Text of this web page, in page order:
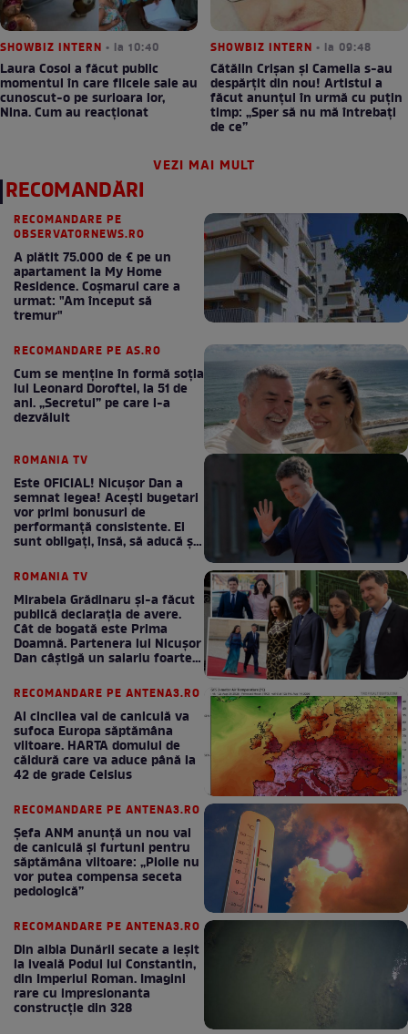
SHOWBIZ INTERN • la 10:40
Laura Cosoi a făcut public
momentul în care fiicele sale au
cunoscut-o pe surioara lor,
Nina. Cum au reacționat
SHOWBIZ INTERN • la 09:48
Cătălin Crișan și Camelia s-au
despărțit din nou! Artistul a
făcut anunțul în urmă cu puțin
timp: „Sper să nu mă întrebați
de ce”
VEZI MAI MULT
RECOMANDĂRI
RECOMANDARE PE
OBSERVATORNEWS.RO
A plătit 75.000 de € pe un
apartament la My Home
Residence. Coşmarul care a
urmat: "Am început să
tremur"
RECOMANDARE PE AS.RO
Cum se menţine în formă soţia
lui Leonard Doroftei, la 51 de
ani. „Secretul” pe care l-a
dezvăluit
ROMANIA TV
Este OFICIAL! Nicușor Dan a
semnat legea! Acești bugetari
vor primi bonusuri de
performanță consistente. Ei
sunt obligați, însă, să aducă și
ROMANIA TV
Mirabela Grădinaru și-a făcut
publică declarația de avere.
Cât de bogată este Prima
Doamnă. Partenera lui Nicușor
Dan câștigă un salariu foarte
RECOMANDARE PE ANTENA3.RO
Al cincilea val de caniculă va
sufoca Europa săptămâna
viitoare. HARTA domului de
căldură care va aduce până la
42 de grade Celsius
RECOMANDARE PE ANTENA3.RO
Șefa ANM anunță un nou val
de caniculă și furtuni pentru
săptămâna viitoare: „Ploile nu
vor putea compensa seceta
pedologică”
RECOMANDARE PE ANTENA3.RO
Din albia Dunării secate a ieșit
la iveală Podul lui Constantin,
din Imperiul Roman. Imagini
rare cu impresionanta
construcție din 328